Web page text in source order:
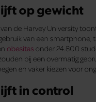
op gewicht
de Harvey University
van een smartphone,
obesitas onder 24.800
bij een overmatig
en vaker kiezen voor
in control